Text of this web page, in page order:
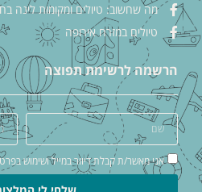
מה שחשוב: טיולים ומקומות לינה
טיולים במזרח אירופה
הרשמה לרשימת תפוצה
אני מאשר/ת קבלת דיוור במייל ושימוש